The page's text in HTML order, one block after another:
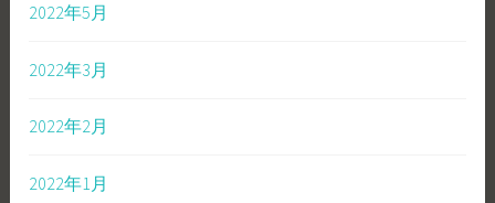
2022年5月
2022年3月
2022年2月
2022年1月